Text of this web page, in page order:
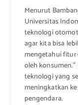
Menurut
Universitas
teknologi
agar kita bisa
mengetahui
oleh
teknologi yang
meningkatkan
pengendara.